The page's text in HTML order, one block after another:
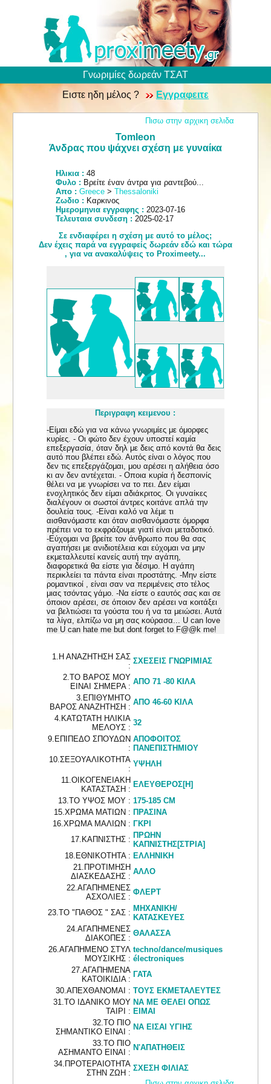
Γνωριμίες δωρεάν ΤΣΑΤ
Ειστε ηδη μέλος ?
Εγγραφειτε
Πισω στην αρχικη σελιδα
Tomleon
Άνδρας που ψάχνει σχέση με γυναίκα
Ηλικια : 48
Φυλο : Βρείτε έναν άντρα για ραντεβού...
Απο : Greece> Thessaloniki
Ζωδιο : Καρκινος
Ημερομηνια εγγραφης : 2023-07-16
Τελευταια συνδεση : 2025-02-17
Σε ενδιαφέρει η σχέση με αυτό το μέλος;
Δεν έχεις παρά να εγγραφείς δωρεάν εδώ και τώρα
, για να ανακαλύψεις το Proximeety...
Περιγραφη κειμενου :
-Είμαι εδώ για να κάνω γνωριμίες με όμορφες
κυρίες. - Οι φώτο δεν έχουν υποστεί καμία
επεξεργασία, όταν δηλ με δεις από κοντά θα δεις
αυτό που βλέπει εδώ. Αυτός είναι ο λόγος που
δεν τις επεξεργάζομαι, μου αρέσει η αλήθεια όσο
κι αν δεν αντέχεται. - Οποια κυρία ή δεσποινίς
θέλει να με γνωρίσει να το πει. Δεν είμαι
ενοχλητικός δεν είμαι αδιάκριτος. Οι γυναίκες
διαλέγουν οι σωστοί άντρες κοιτάνε απλά την
δουλεία τους. -Είναι καλό να λέμε τι
αισθανόμαστε και όταν αισθανόμαστε όμορφα
πρέπει να το εκφράζουμε γιατί είναι μεταδοτικό.
-Εύχομαι να βρείτε τον άνθρωπο που θα σας
αγαπήσει με ανιδιοτέλεια και εύχομαι να μην
εκμεταλλευτεί κανείς αυτή την αγάπη,
διαφορετικά θα είστε για δέσιμο. Η αγάπη
περικλείει τα πάντα είναι προστάτης. -Μην είστε
ρομαντικοί , είναι σαν να περιμένεις στο τέλος
μιας τσόντας γάμο. -Να είστε ο εαυτός σας και σε
όποιον αρέσει, σε όποιον δεν αρέσει να κοιτάξει
να βελτιώσει τα γούστα του ή να τα μειώσει. Αυτά
τα λίγα, ελπίζω να μη σας κούρασα... U can love
me U can hate me but dont forget to F@@k me!
1.Η ΑΝΑΖΗΤΗΣΗ ΣΑΣ
:
ΣΧΕΣΕΙΣ ΓΝΩΡΙΜΙΑΣ
2.ΤΟ ΒΑΡΟΣ ΜΟΥ
ΕΙΝΑΙ ΣΗΜΕΡΑ :
ΑΠΟ 71 -80 ΚΙΛΑ
3.ΕΠΙΘΥΜΗΤΟ
ΒΑΡΟΣ ΑΝΑΖΗΤΗΣΗ :
ΑΠΟ 46-60 ΚΙΛΑ
4.ΚΑΤΩΤΑΤΗ ΗΛΙΚΙΑ
ΜΕΛΟΥΣ :
32
9.ΕΠΙΠΕΔΟ ΣΠΟΥΔΩΝ
:
ΑΠΟΦΟΙΤΟΣ
ΠΑΝΕΠΙΣΤΗΜΙΟΥ
10.ΣΕΞΟΥΑΛΙΚΟΤΗΤΑ
:
ΥΨΗΛΗ
11.ΟΙΚΟΓΕΝΕΙΑΚΗ
ΚΑΤΑΣΤΑΣΗ :
ΕΛΕΥΘΕΡΟΣ[Η]
13.ΤΟ ΥΨΟΣ ΜΟΥ : 175-185 CM
15.ΧΡΩΜΑ ΜΑΤΙΩΝ : ΠΡΑΣΙΝΑ
16.ΧΡΩΜΑ ΜΑΛΙΩΝ : ΓΚΡΙ
17.ΚΑΠΝΙΣΤΗΣ : ΠΡΩΗΝ
ΚΑΠΝΙΣΤΗΣ[ΣΤΡΙΑ]
18.ΕΘΝΙΚΟΤΗΤΑ : ΕΛΛΗΝΙΚΗ
21.ΠΡΟΤΙΜΗΣΗ
ΔΙΑΣΚΕΔΑΣΗΣ :
ΑΛΛΟ
22.ΑΓΑΠΗΜΕΝΕΣ
ΑΣΧΟΛΙΕΣ :
ΦΛΕΡΤ
23.ΤΟ "ΠΑΘΟΣ " ΣΑΣ : ΜΗΧΑΝΙΚΗ/
ΚΑΤΑΣΚΕΥΕΣ
24.ΑΓΑΠΗΜΕΝΕΣ
ΔΙΑΚΟΠΕΣ :
ΘΑΛΑΣΣΑ
26.ΑΓΑΠΗΜΕΝΟ ΣΤΥΛ
ΜΟΥΣΙΚΗΣ :
techno/dance/musiques
électroniques
27.ΑΓΑΠΗΜΕΝΑ
ΚΑΤΟΙΚΙΔΙΑ :
ΓΑΤΑ
30.ΑΠΕΧΘΑΝΟΜΑΙ : ΤΟΥΣ ΕΚΜΕΤΑΛΕΥΤΕΣ
31.ΤΟ ΙΔΑΝΙΚΟ ΜΟΥ
ΤΑΙΡΙ :
ΝΑ ΜΕ ΘΕΛΕΙ ΟΠΩΣ
ΕΙΜΑΙ
32.ΤΟ ΠΙΟ
ΣΗΜΑΝΤΙΚΟ ΕΙΝΑΙ :
ΝΑ ΕΙΣΑΙ ΥΓΙΗΣ
33.ΤΟ ΠΙΟ
ΑΣΗΜΑΝΤΟ ΕΙΝΑΙ :
Ν'ΑΠΑΤΗΘΕΙΣ
34.ΠΡΟΤΕΡΑΙΟΤΗΤΑ
ΣΤΗΝ ΖΩΗ :
ΣΧΕΣΗ ΦΙΛΙΑΣ